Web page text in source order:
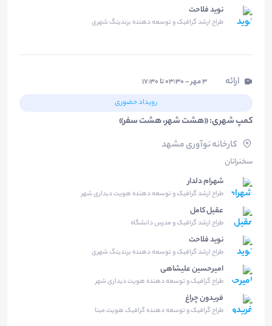
نوید فلاحت
طراح ارشد گرافیک و توسعه دهنده برندینگ شهری
ارائه
۳ مهر - ۰۳:۳۰ تا ۱۷:۳۰
رویداد حضوری
کمپ شهری: «هشت شهر، هشت سفر»
کارخانه نوآوری مشهد
سخنرانان
شهرام دلدار
طراح ارشد گرافیک و توسعه دهنده هویت دیداری شهر
عقیل کامل
طراح ارشد گرافیک و مدرس دانشگاه
نوید فلاحت
طراح ارشد گرافیک و توسعه دهنده برندینگ شهری
امیرحسین علیشاهی
طراح گرافیک و توسعه دهنده هویت دیداری شهر
فریدون چراغ
طراح گرافیک و توسعه دهنده گرافیک هویت مبنا